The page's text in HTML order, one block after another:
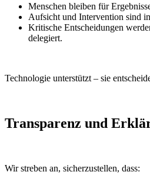
Menschen bleiben für
Aufsicht und Intervention sind
Kritische Entscheidungen
delegiert.
Technologie unterstützt – sie
Transparenz und
Wir streben an, sicherzustellen, dass: